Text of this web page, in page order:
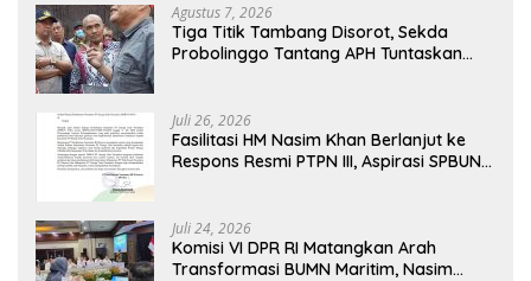
Agustus 7, 2026
Tiga Titik Tambang Disorot, Sekda
Probolinggo Tantang APH Tuntaskan
Juli 26, 2026
Fasilitasi HM Nasim Khan Berlanjut ke
Respons Resmi PTPN III, Aspirasi SPBUN
Juli 24, 2026
Komisi VI DPR RI Matangkan Arah
Transformasi BUMN Maritim, Nasim